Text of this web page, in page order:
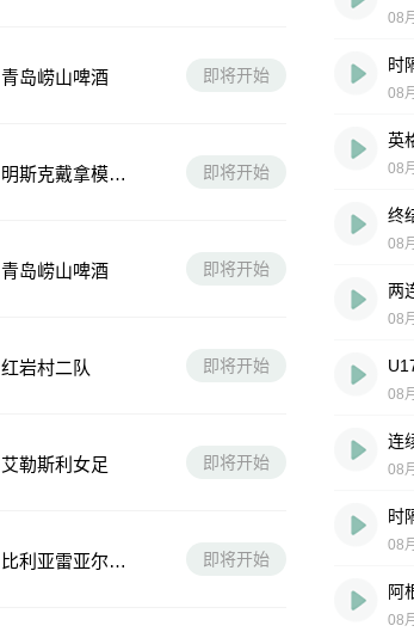
青岛崂山啤酒 即将开始
明斯克戴拿模女
即将开始
青岛崂山啤酒 即将开始
红岩村二队 即将开始
艾勒斯利女足 即将开始
比利亚雷亚尔B
即将开始
08
08
08
08
08
08
08
08
08